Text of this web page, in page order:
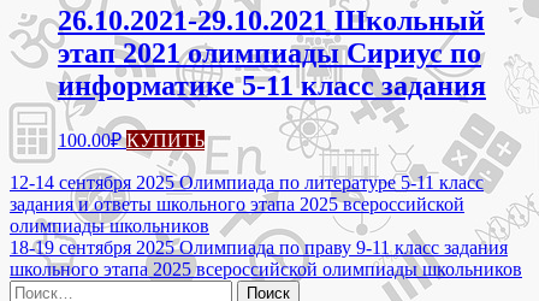
26.10.2021-29.10.2021 Школьный
этап 2021 олимпиады Сириус по
информатике 5-11 класс задания
100.00₽ КУПИТЬ
Навигация
по
записям
12-14 сентября 2025 Олимпиада по литературе 5-11 класс
задания и ответы школьного этапа 2025 всероссийской
олимпиады школьников
18-19 сентября 2025 Олимпиада по праву 9-11 класс задания
школьного этапа 2025 всероссийской олимпиады школьников
Найти: